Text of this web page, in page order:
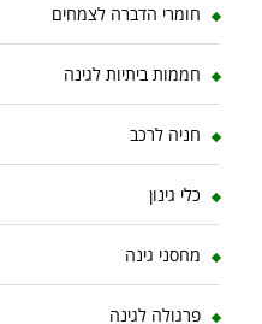
חומרי הדברה לצמחים
חממות ביתיות לגינה
חניה לרכב
כלי גינון
מחסני גינה
פרגולה לגינה